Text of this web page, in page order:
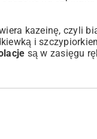
kazeinę, czyli
i
są w zasięgu